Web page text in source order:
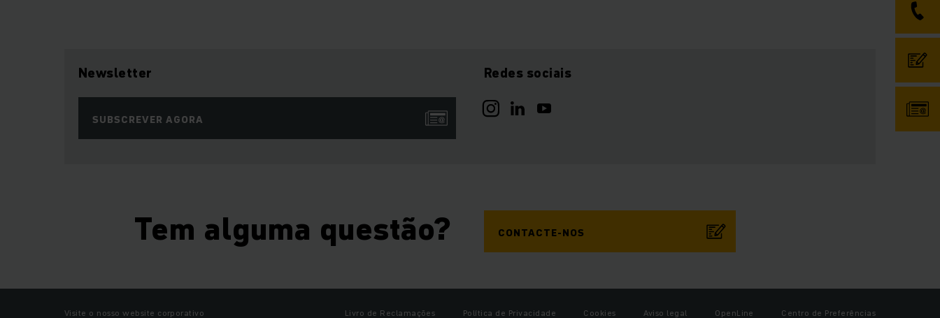
Newsletter
SUBSCREVER AGORA
Redes sociais
Tem alguma questão? CONTACTE-NOS
Visite o nosso website corporativo Livro de Reclamações Política de Privacidade Cookies Aviso legal OpenLine Centro de Preferências